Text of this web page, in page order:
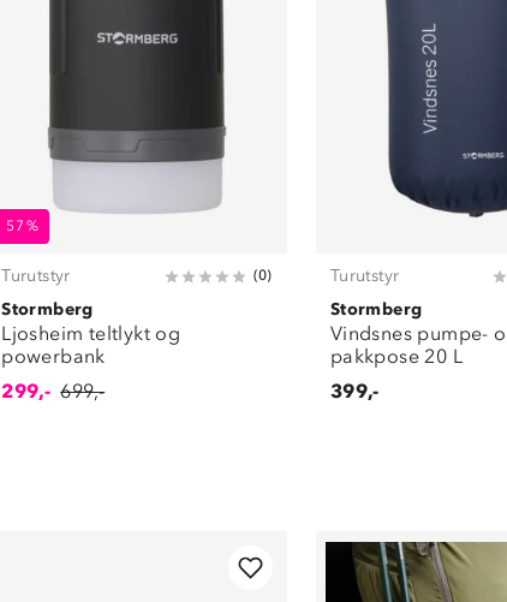
57%
Turutstyr (0)
Stormberg
Ljosheim teltlykt og
powerbank
299,- 699,-
Turutstyr
Stormberg
Vindsnes pumpe-
pakkpose 20 L
399,-